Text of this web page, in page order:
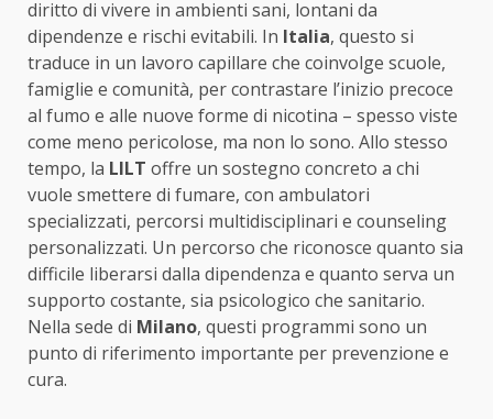
diritto di vivere in ambienti sani, lontani da
dipendenze e rischi evitabili. In Italia, questo si
traduce in un lavoro capillare che coinvolge scuole,
famiglie e comunità, per contrastare l’inizio precoce
al fumo e alle nuove forme di nicotina – spesso viste
come meno pericolose, ma non lo sono. Allo stesso
tempo, la LILT offre un sostegno concreto a chi
vuole smettere di fumare, con ambulatori
specializzati, percorsi multidisciplinari e counseling
personalizzati. Un percorso che riconosce quanto sia
difficile liberarsi dalla dipendenza e quanto serva un
supporto costante, sia psicologico che sanitario.
Nella sede di Milano, questi programmi sono un
punto di riferimento importante per prevenzione e
cura.